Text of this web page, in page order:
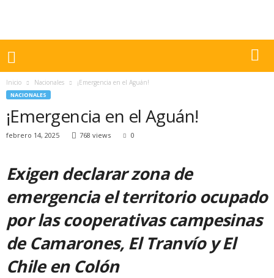
Inicio Nacionales ¡Emergencia en el Aguán!
NACIONALES
¡Emergencia en el Aguán!
febrero 14, 2025 768 views 0
Exigen declarar zona de
emergencia el territorio ocupado
por las cooperativas campesinas
de Camarones, El Tranvío y El
Chile en Colón